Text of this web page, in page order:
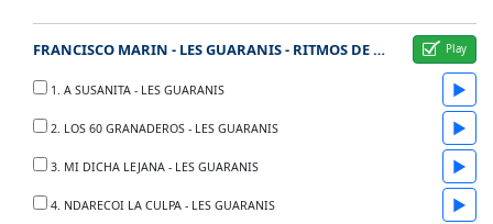
FRANCISCO MARIN - LES GUARANIS - RITMOS DE AMERICA LATINA - ANO 2010
1. A SUSANITA - LES GUARANIS ▶
2. LOS 60 GRANADEROS - LES GUARANIS ▶
3. MI DICHA LEJANA - LES GUARANIS ▶
4. NDARECOI LA CULPA - LES GUARANIS ▶